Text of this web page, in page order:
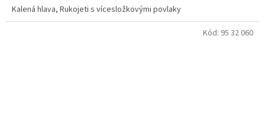
Kalená hlava, Rukojeti s vícesložkovými povlaky
Kód: 95 32 060